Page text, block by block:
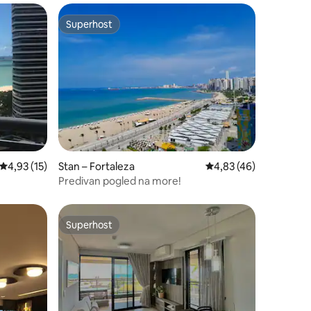
Prosječna ocjena: 4,93/5, recenzija: 15
4,93 (15)
Superhost
Superhost
Stan – Fortaleza Prosječna ocjena:
4,83 (46)
Predivan pogled na more!
„Odabrali gosti”
Superhost
Superhost